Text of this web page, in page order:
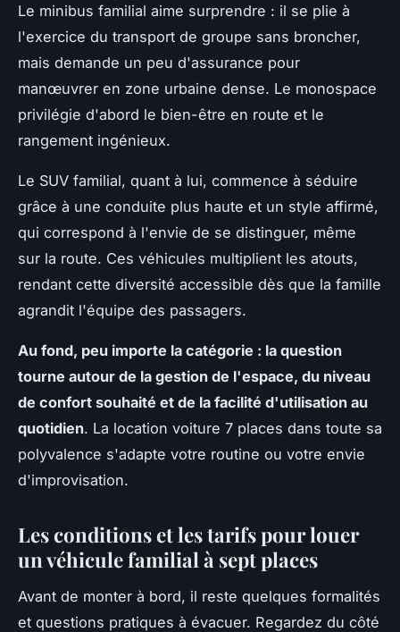
Le minibus familial aime surprendre : il se plie à
l'exercice du transport de groupe sans broncher,
mais demande un peu d'assurance pour
manœuvrer en zone urbaine dense. Le monospace
privilégie d'abord le bien-être en route et le
rangement ingénieux.
Le SUV familial, quant à lui, commence à séduire
grâce à une conduite plus haute et un style affirmé,
qui correspond à l'envie de se distinguer, même
sur la route. Ces véhicules multiplient les atouts,
rendant cette diversité accessible dès que la famille
agrandit l'équipe des passagers.
Au fond, peu importe la catégorie : la question
tourne autour de la gestion de l'espace, du niveau
de confort souhaité et de la facilité d'utilisation au
quotidien. La location voiture 7 places dans toute sa
polyvalence s'adapte votre routine ou votre envie
d'improvisation.
Les conditions et les tarifs pour louer
un véhicule familial à sept places
Avant de monter à bord, il reste quelques formalités
et questions pratiques à évacuer. Regardez du côté